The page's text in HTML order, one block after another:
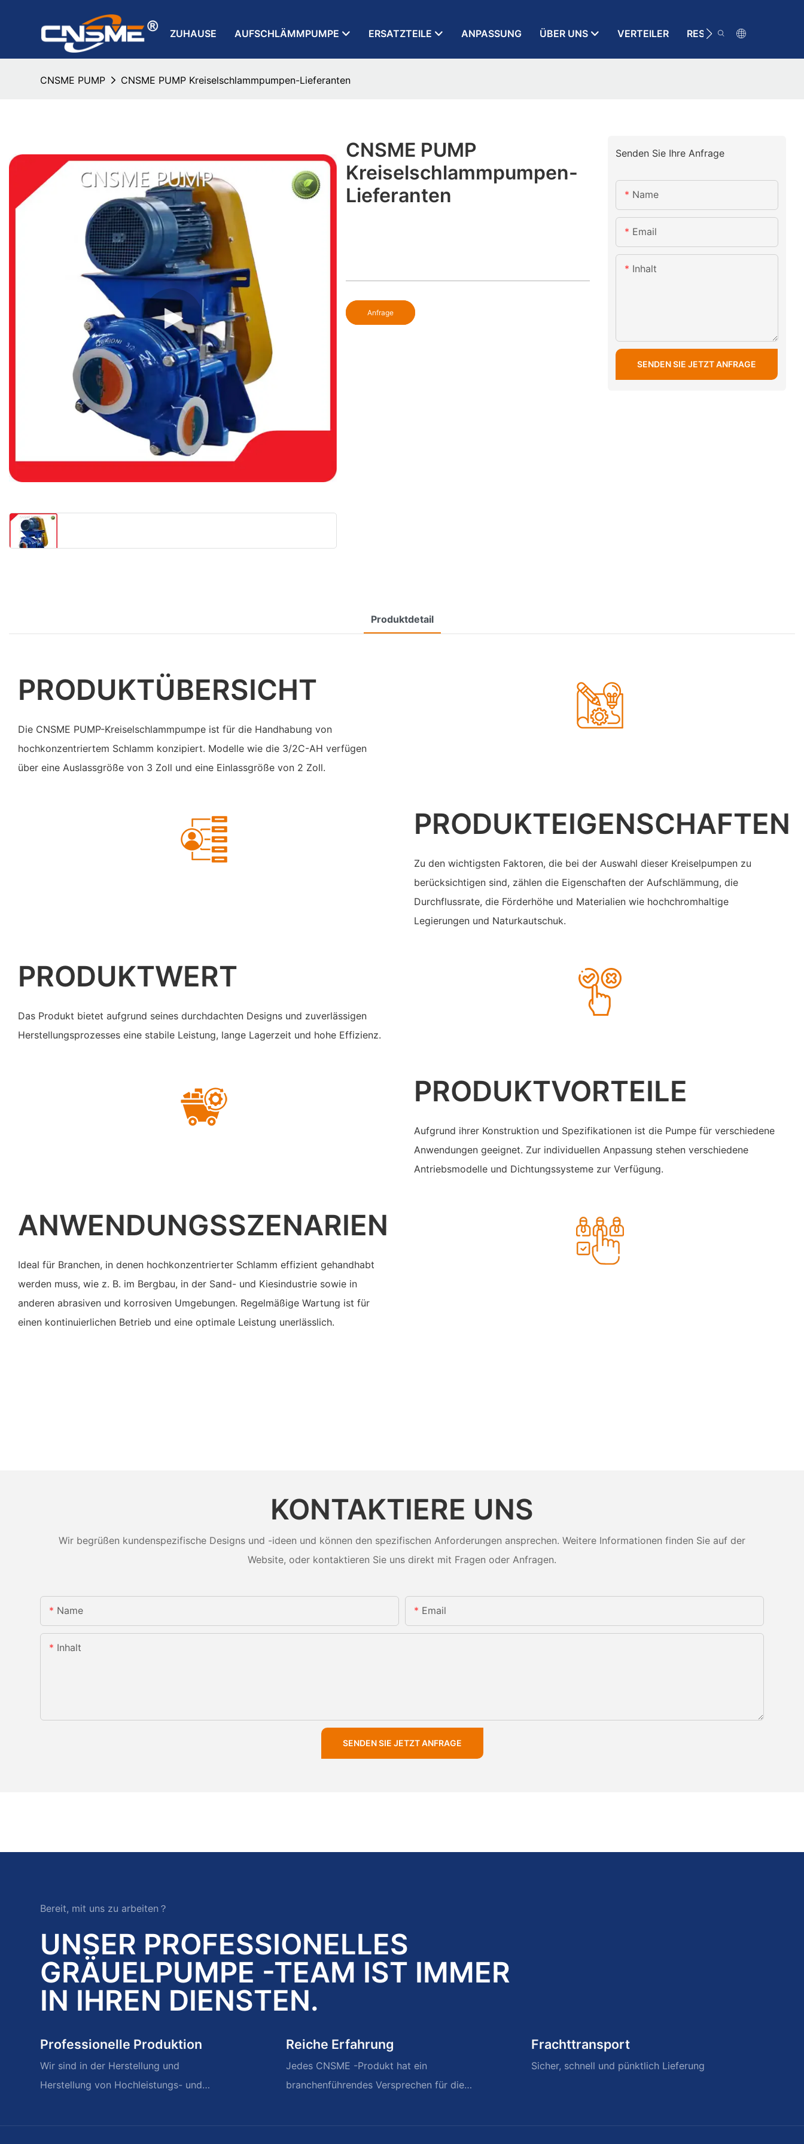
ZUHAUSE AUFSCHLÄMMPUMPE ERSATZTEILE ANPASSUNG ÜBER UNS VERTEILER RESSOURCE
CNSME PUMP CNSME PUMP Kreiselschlammpumpen-Lieferanten
CNSME PUMP
Kreiselschlammpumpen-
Lieferanten
Anfrage
Senden Sie Ihre Anfrage
Name
Email
Inhalt
SENDEN SIE JETZT ANFRAGE
Produktdetail
PRODUKTÜBERSICHT
Die CNSME PUMP-Kreiselschlammpumpe ist für die Handhabung von
hochkonzentriertem Schlamm konzipiert. Modelle wie die 3/2C-AH verfügen
über eine Auslassgröße von 3 Zoll und eine Einlassgröße von 2 Zoll.
PRODUKTEIGENSCHAFTEN
Zu den wichtigsten Faktoren, die bei der Auswahl dieser Kreiselpumpen zu
berücksichtigen sind, zählen die Eigenschaften der Aufschlämmung, die
Durchflussrate, die Förderhöhe und Materialien wie hochchromhaltige
Legierungen und Naturkautschuk.
PRODUKTWERT
Das Produkt bietet aufgrund seines durchdachten Designs und zuverlässigen
Herstellungsprozesses eine stabile Leistung, lange Lagerzeit und hohe Effizienz.
PRODUKTVORTEILE
Aufgrund ihrer Konstruktion und Spezifikationen ist die Pumpe für verschiedene
Anwendungen geeignet. Zur individuellen Anpassung stehen verschiedene
Antriebsmodelle und Dichtungssysteme zur Verfügung.
ANWENDUNGSSZENARIEN
Ideal für Branchen, in denen hochkonzentrierter Schlamm effizient gehandhabt
werden muss, wie z. B. im Bergbau, in der Sand- und Kiesindustrie sowie in
anderen abrasiven und korrosiven Umgebungen. Regelmäßige Wartung ist für
einen kontinuierlichen Betrieb und eine optimale Leistung unerlässlich.
KONTAKTIERE UNS
Wir begrüßen kundenspezifische Designs und -ideen und können den spezifischen Anforderungen ansprechen. Weitere Informationen finden Sie auf der
Website, oder kontaktieren Sie uns direkt mit Fragen oder Anfragen.
Name Email
Inhalt
SENDEN SIE JETZT ANFRAGE
Bereit, mit uns zu arbeiten？
UNSER PROFESSIONELLES
GRÄUELPUMPE -TEAM IST IMMER
IN IHREN DIENSTEN.
Professionelle Produktion
Wir sind in der Herstellung und
Herstellung von Hochleistungs- und
Ersatzteilen beschäftigt
Reiche Erfahrung
Jedes CNSME -Produkt hat ein
branchenführendes Versprechen für die
Frachttransport
Sicher, schnell und pünktlich Lieferung